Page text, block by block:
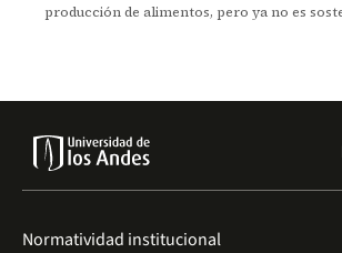
producción de alimentos, pero ya no es
Normatividad institucional